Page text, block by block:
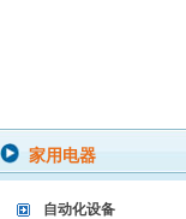
家用电器
自动化设备